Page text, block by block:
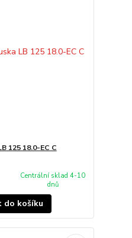
125 18.0-EC C
Centrální sklad 4-10
dnů
do košíku